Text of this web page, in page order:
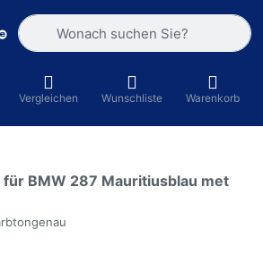
Geben Sie einen Suchbegriff ein.
Vergleichen Wunschliste Warenkorb
BMW 287 Mauritiusblau met